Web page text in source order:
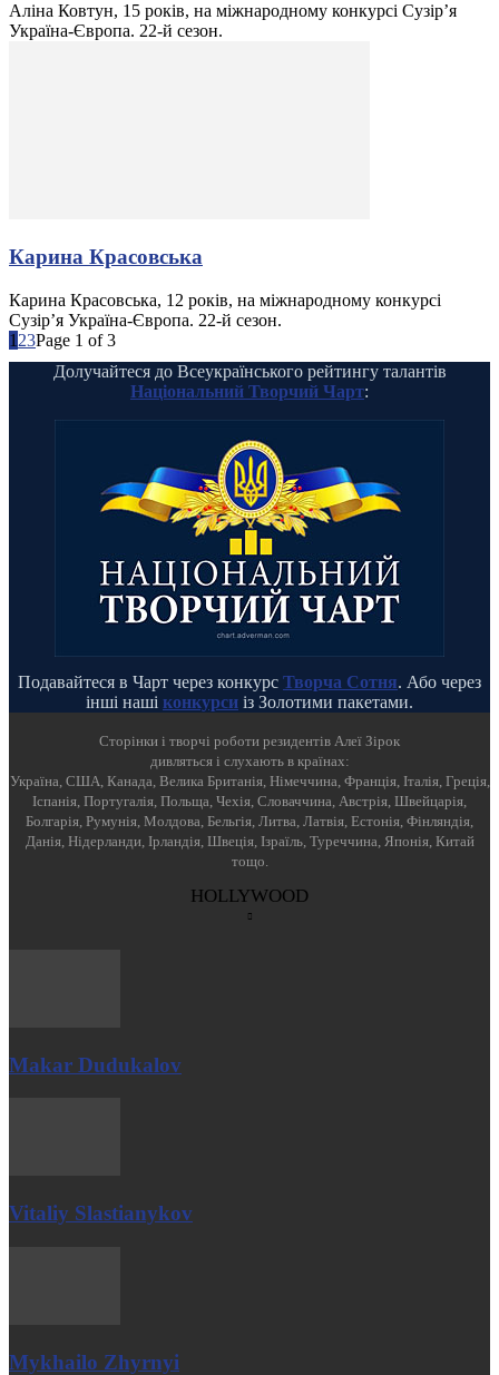
Аліна Ковтун, 15 років, на міжнародному конкурсі Сузір’я
Україна-Європа. 22-й сезон.
Карина Красовська
Карина Красовська, 12 років, на міжнародному конкурсі
Сузір’я Україна-Європа. 22-й сезон.
1 23Page 1 of 3
Долучайтеся до Всеукраїнського рейтингу талантів
Національний Творчий Чарт:
Подавайтеся в Чарт через конкурс Творча Сотня. Або через
інші наші конкурси із Золотими пакетами.
Cторінки і творчі роботи резидентів Алеї Зірок
дивляться і слухають в країнах:
Україна, США, Канада, Велика Британія, Німеччина, Франція, Італія, Греція,
Іспанія, Португалія, Польща, Чехія, Словаччина, Австрія, Швейцарія,
Болгарія, Румунія, Молдова, Бельгія, Литва, Латвія, Естонія, Фінляндія,
Данія, Нідерланди, Ірландія, Швеція, Ізраїль, Туреччина, Японія, Китай
тощо.
HOLLYWOOD
Makar Dudukalov
Vitaliy Slastianykov
Mykhailo Zhyrnyi